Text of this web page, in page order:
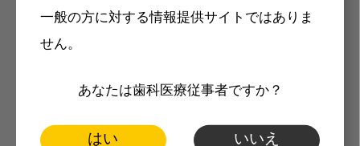
一般の方に対する情報提供サイトではありま
せん。
あなたは歯科医療従事者ですか？
はい いいえ
メリット